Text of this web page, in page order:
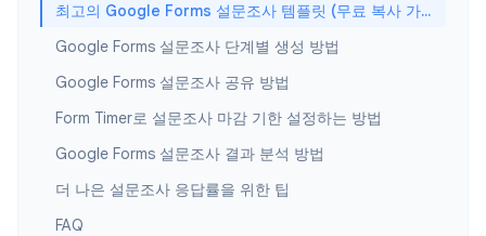
최고의 Google Forms 설문조사 템플릿 (무료 복사 가능)
Google Forms 설문조사 단계별 생성 방법
Google Forms 설문조사 공유 방법
Form Timer로 설문조사 마감 기한 설정하는 방법
Google Forms 설문조사 결과 분석 방법
더 나은 설문조사 응답률을 위한 팁
FAQ